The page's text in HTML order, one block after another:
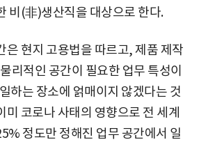
비(非)생산직을 대상으로 한다.
은 현지 고용법을 따르고, 제품 제작
리적인 공간이 필요한 업무 특성이
하는 장소에 얽매이지 않겠다는 것
미 코로나 사태의 영향으로 전 세계
정도만 정해진 업무 공간에서 일